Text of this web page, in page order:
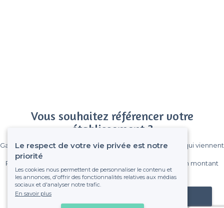
Vous souhaitez référencer votre
établissement ?
Gagnez de nombreux clients parmi le million de visiteurs qui viennent
Pas de commissions et sans engagement, vous payez un montant
fixe sans risque de voir déraper la facture.
Référencer mon établissement
Le respect de votre vie privée est notre
priorité
Les cookies nous permettent de personnaliser le contenu et
les annonces, d'offrir des fonctionnalités relatives aux médias
sociaux et d'analyser notre trafic.
En savoir plus